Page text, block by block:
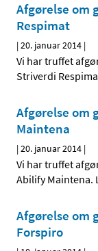
Afgørelse om
Respimat
|20. januar 2014 |
Vi har truffet
Striverdi
Afgørelse om
Maintena
|20. januar 2014 |
Vi har truffet
Abilify
Afgørelse om
Forspiro